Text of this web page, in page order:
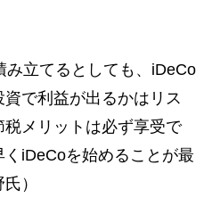
み立てるとしても、iDeCo
で利益が出るかはリス
メリットは必ず享受で
iDeCoを始めることが最
）